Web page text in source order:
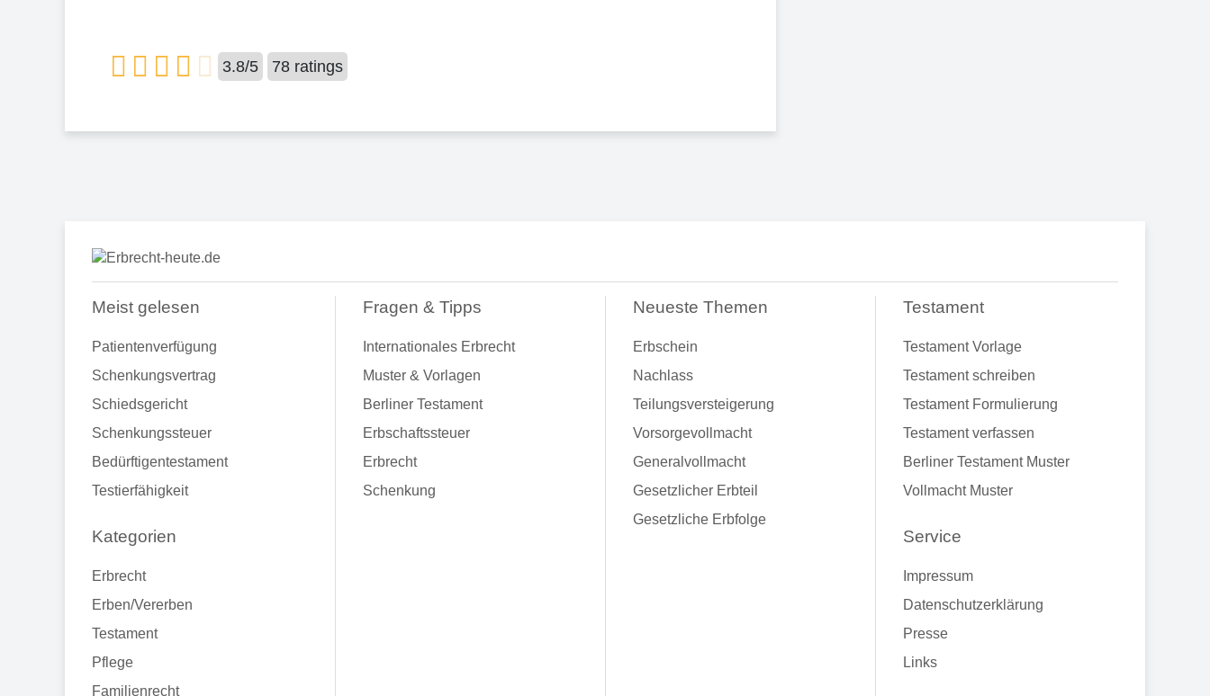
3.8/5 78 ratings
Meist gelesen
Patientenverfügung
Schenkungsvertrag
Schiedsgericht
Schenkungssteuer
Bedürftigentestament
Testierfähigkeit
Kategorien
Erbrecht
Erben/Vererben
Testament
Pflege
Familienrecht
Fragen & Tipps
Internationales Erbrecht
Muster & Vorlagen
Berliner Testament
Erbschaftssteuer
Erbrecht
Schenkung
Neueste Themen
Erbschein
Nachlass
Teilungsversteigerung
Vorsorgevollmacht
Generalvollmacht
Gesetzlicher Erbteil
Gesetzliche Erbfolge
Testament
Testament Vorlage
Testament schreiben
Testament Formulierung
Testament verfassen
Berliner Testament Muster
Vollmacht Muster
Service
Impressum
Datenschutzerklärung
Presse
Links